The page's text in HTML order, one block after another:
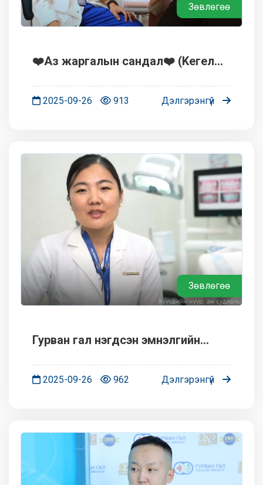
Зөвлөгөө
❤️Аз жаргалын сандал❤️ (Keгел
2025-09-26 913 Дэлгэрэнгүй
Зөвлөгөө
Гурван гал нэгдсэн эмнэлгийн
үйлчилгээ
2025-09-26 962 Дэлгэрэнгүй